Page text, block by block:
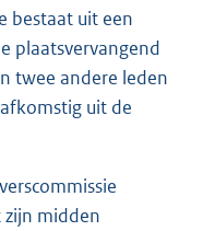
bestaat uit een
plaatsvervangend
twee andere leden
uit de
midden